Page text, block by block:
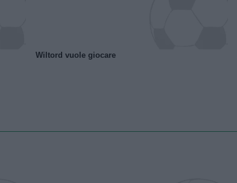
Wiltord vuole giocare